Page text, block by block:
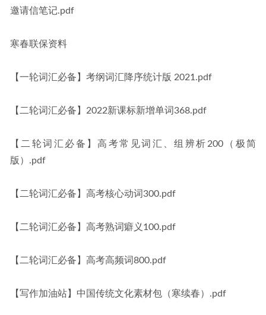
邀请信笔记.pdf
寒春联保资料
【一轮词汇必备】考纲词汇降序统计版 2021.pdf
【二轮词汇必备】2022新课标新增单词368.pdf
【二轮词汇必备】高考常见词汇、组辨析200（极简
版）.pdf
【二轮词汇必备】高考核心动词300.pdf
【二轮词汇必备】高考熟词癖义100.pdf
【二轮词汇必备】高考高频词800.pdf
【写作加油站】中国传统文化素材包（寒续春）.pdf